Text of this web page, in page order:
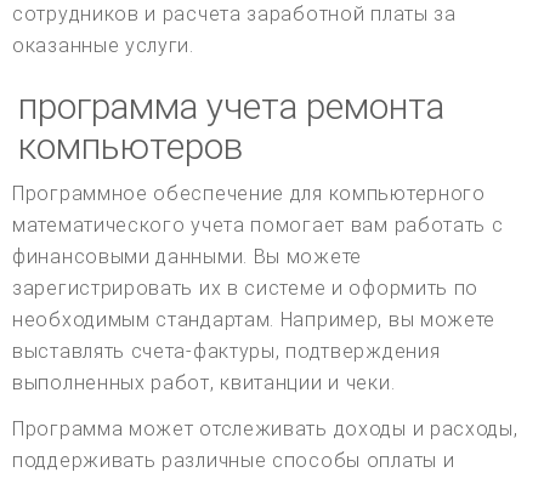
сотрудников и расчета заработной платы за
оказанные услуги.
программа учета ремонта
компьютеров
Программное обеспечение для компьютерного
математического учета помогает вам работать с
финансовыми данными. Вы можете
зарегистрировать их в системе и оформить по
необходимым стандартам. Например, вы можете
выставлять счета-фактуры, подтверждения
выполненных работ, квитанции и чеки.
Программа может отслеживать доходы и расходы,
поддерживать различные способы оплаты и